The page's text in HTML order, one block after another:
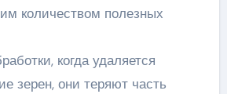
количеством полезных
когда удаляется
зерен, они теряют часть